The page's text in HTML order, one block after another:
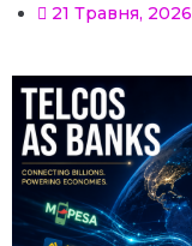
21 Травня, 2026